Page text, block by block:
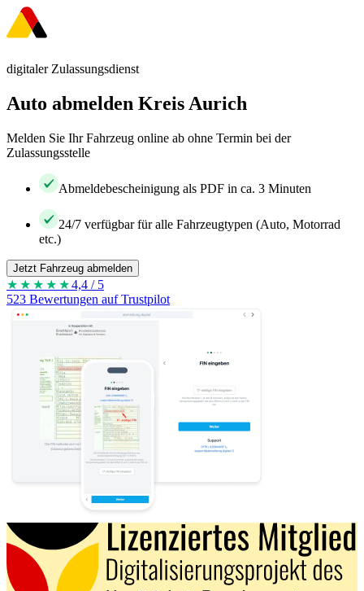
digitaler Zulassungsdienst
Auto abmelden Kreis Aurich
Melden Sie Ihr Fahrzeug online ab ohne Termin bei der
Zulassungsstelle
Abmeldebescheinigung als PDF in ca. 3 Minuten
24/7 verfügbar für alle Fahrzeugtypen (Auto, Motorrad
etc.)
Jetzt Fahrzeug abmelden
★★★★ ★4,4 / 5
523 Bewertungen auf Trustpilot